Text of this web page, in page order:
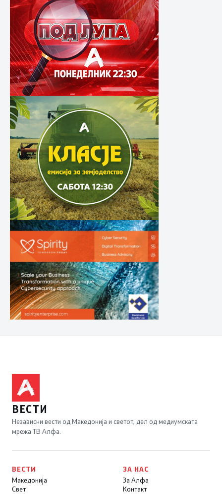
ВЕСТИ
Независни вести од Македонија и светот, дел од медиумската
мрежа ТВ Алфа.
ВЕСТИ
Македонија
Свет
ЗА НАС
За Алфа
Контакт